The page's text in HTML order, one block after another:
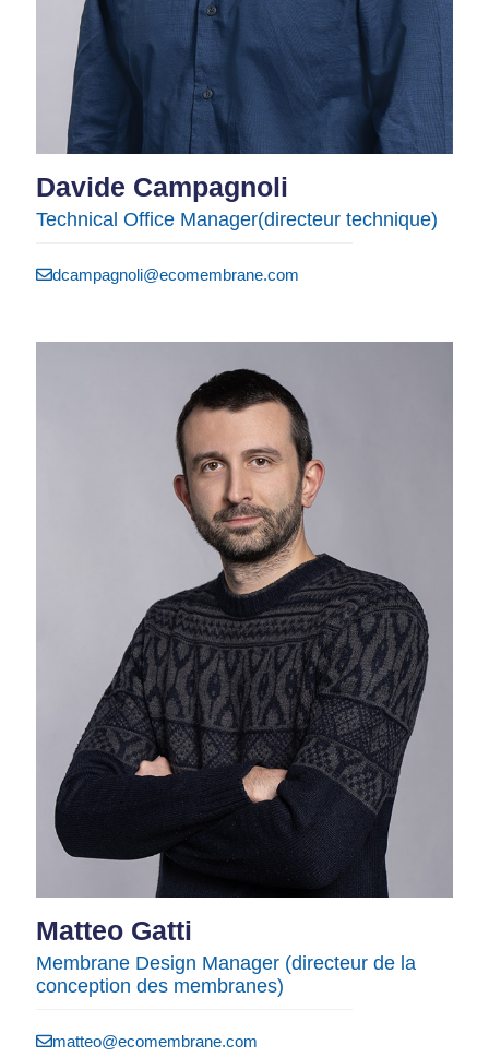
Davide Campagnoli
Technical Office Manager​(directeur technique)
dcampagnoli@ecomembrane.com
Matteo Gatti​
Membrane Design Manager (directeur de la
conception des membranes)
matteo@ecomembrane.com